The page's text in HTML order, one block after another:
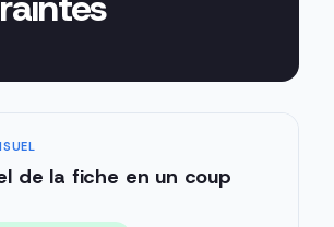
de la fiche en un coup